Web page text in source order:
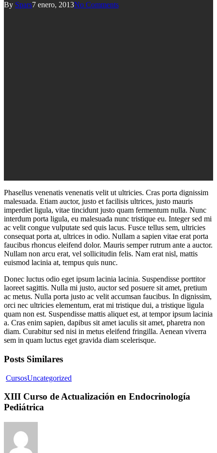
By Spars7 enero, 2013No Comments
Phasellus venenatis venenatis velit ut ultricies. Cras porta dignissim
malesuada. Etiam auctor, justo et facilisis ultrices, justo mauris
imperdiet ligula, vitae tincidunt justo quam fermentum nulla. Nunc
interdum porta ligula, eu malesuada nunc tristique eu. Integer sed mi
ac velit congue vulputate sed quis lacus. Fusce tellus sem, ultricies
consequat porta at, ultrices in odio. Nullam a sapien vitae erat porta
faucibus rhoncus eleifend dolor. Mauris semper rutrum ante a auctor.
Nullam non arcu erat, vel sollicitudin felis. Nam erat nisl, mattis
euismod lacinia at, tempus quis nunc.
Donec luctus odio eget ipsum lacinia lacinia. Suspendisse porttitor
laoreet sagittis. Nulla mi justo, auctor sed posuere sit amet, pretium
ac metus. Nulla porta justo ac velit accumsan faucibus. In dignissim,
orci nec ultricies elementum, erat mi tristique dui, a tristique ligula
quam non est. Suspendisse mattis aliquet est, at tempor ipsum lacinia
a. Cras enim sapien, dapibus sit amet iaculis sit amet, pharetra non
diam. Curabitur sed nisi in metus eleifend fringilla. Aenean viverra
sem in quam luctus eget gravida diam scelerisque.
Posts Similares
CursosUncategorized
XIII Curso de Actualización en Endocrinología
Pediátrica